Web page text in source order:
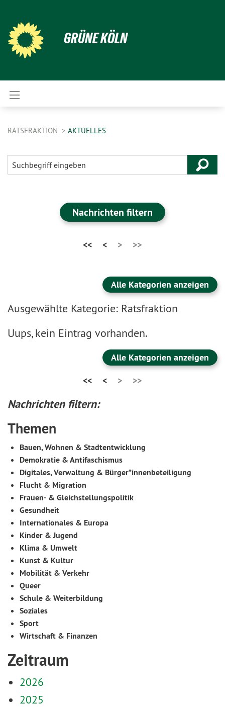
GRÜNE KÖLN
RATSFRAKTION AKTUELLES
Nachrichten filtern
<< < > >>
Alle Kategorien anzeigen
Ausgewählte Kategorie: Ratsfraktion
Uups, kein Eintrag vorhanden.
Alle Kategorien anzeigen
<<
< > >>
Nachrichten filtern:
Themen
Bauen, Wohnen & Stadtentwicklung
Demokratie & Antifaschismus
Digitales, Verwaltung & Bürger*innenbeteiligung
Flucht & Migration
Frauen- & Gleichstellungspolitik
Gesundheit
Internationales & Europa
Kinder & Jugend
Klima & Umwelt
Kunst & Kultur
Mobilität & Verkehr
Queer
Schule & Weiterbildung
Soziales
Sport
Wirtschaft & Finanzen
Zeitraum
2026
2025